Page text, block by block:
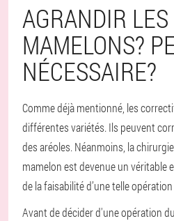
AGRANDIR LES
MAMELONS?
NÉCESSAIRE?
Comme déjà mentionné, les
différentes variétés. Ils peuvent
des aréoles. Néanmoins, la
mamelon est devenue un véritable
de la faisabilité d’une telle
Avant de décider d'une opération